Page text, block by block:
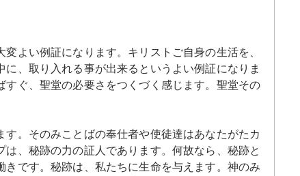
よい例証になります。キリストご自身の生活を、
、取り入れる事が出来るというよい例証になりま
ぐ、聖堂の必要さをつくづく感じます。聖堂その
。そのみことばの奉仕者や使徒達はあなたがたカ
、秘跡の力の証人であります。何故なら、秘跡と
です。秘跡は、私たちに生命を与えます。神のみ